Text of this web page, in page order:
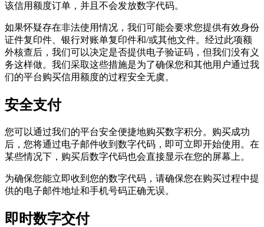
该信用额度订单，并且不会发放数字代码。
如果怀疑存在非法使用情况，我们可能会要求您提供有效身份
证件复印件、银行对账单复印件和/或其他文件。经过此项额
外核查后，我们可以决定是否提供电子验证码，但我们没有义
务这样做。我们采取这些措施是为了确保您和其他用户通过我
们的平台购买信用额度的过程安全无虞。
安全支付
您可以通过我们的平台安全便捷地购买数字积分。购买成功
后，您将通过电子邮件收到数字代码，即可立即开始使用。在
某些情况下，购买后数字代码也会直接显示在您的屏幕上。
为确保您能立即收到您的数字代码，请确保您在购买过程中提
供的电子邮件地址和手机号码正确无误。
即时数字交付